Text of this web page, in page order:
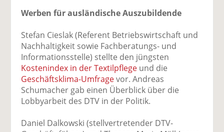
Werben für ausländische Auszubildende
Stefan Cieslak (Referent Betriebswirtschaft und
Nachhaltigkeit sowie Fachberatungs- und
Informationsstelle) stellte den jüngsten
Kostenindex in der Textilpflege und die
Geschäftsklima-Umfragevor. Andreas
Schumacher gab einen Überblick über die
Lobbyarbeit des DTV in der Politik.
Daniel Dalkowski (stellvertretender DTV-